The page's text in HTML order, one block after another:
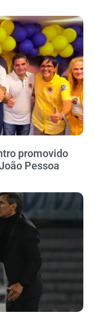
promovido
Pessoa